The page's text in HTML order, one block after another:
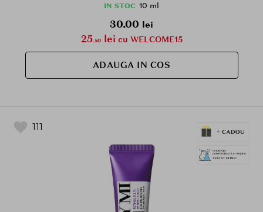
IN STOC 10 ml
30.00 lei
25.50lei cu WELCOME15
ADAUGA IN COS
111